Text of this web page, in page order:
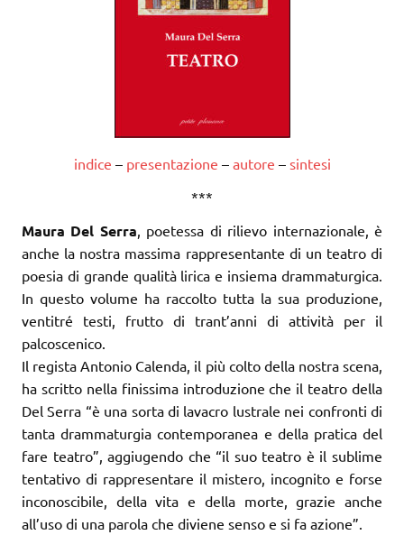
indice – presentazione – autore – sintesi
***
Maura Del Serra , poetessa di rilievo internazionale, è
anche la nostra massima rappresentante di un teatro di
poesia di grande qualità lirica e insiema drammaturgica.
In questo volume ha raccolto tutta la sua produzione,
ventitré testi, frutto di trant’anni di attività per il
palcoscenico.
Il regista Antonio Calenda, il più colto della nostra scena,
ha scritto nella finissima introduzione che il teatro della
Del Serra “è una sorta di lavacro lustrale nei confronti di
tanta drammaturgia contemporanea e della pratica del
fare teatro”, aggiugendo che “il suo teatro è il sublime
tentativo di rappresentare il mistero, incognito e forse
inconoscibile, della vita e della morte, grazie anche
all’uso di una parola che diviene senso e si fa azione”.